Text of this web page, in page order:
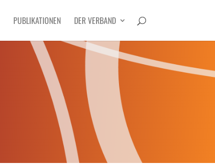
PUBLIKATIONEN DER VERBAND